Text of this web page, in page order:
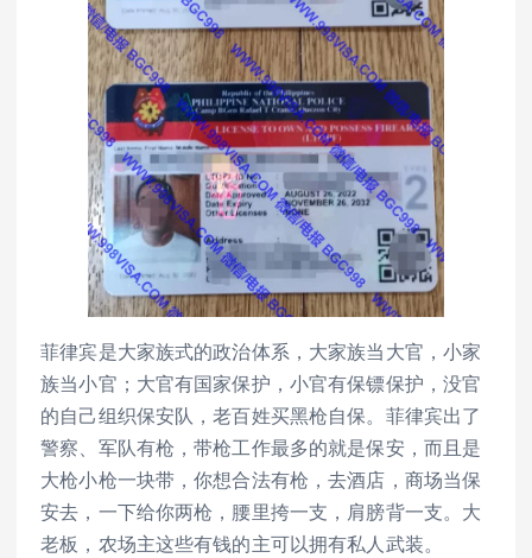
菲律宾是大家族式的政治体系，大家族当大官，小家
族当小官；大官有国家保护，小官有保镖保护，没官
的自己组织保安队，老百姓买黑枪自保。菲律宾出了
警察、军队有枪，带枪工作最多的就是保安，而且是
大枪小枪一块带，你想合法有枪，去酒店，商场当保
安去，一下给你两枪，腰里挎一支，肩膀背一支。大
老板，农场主这些有钱的主可以拥有私人武装。